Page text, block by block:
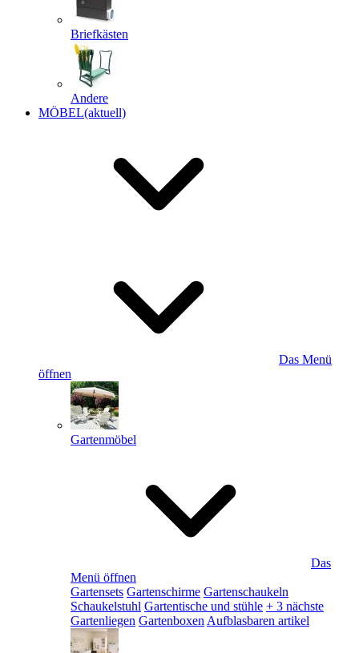
Briefkästen
Andere
MÖBEL(aktuell)
Das Menü
öffnen
Gartenmöbel
Das
Menü öffnen
Gartensets Gartenschirme Gartenschaukeln
Schaukelstuhl Gartentische und stühle + 3 nächste
Gartenliegen Gartenboxen Aufblasbaren artikel